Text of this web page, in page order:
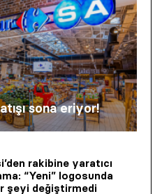
sona eriyor!
rakibine yaratıcı
“Yeni” logosunda
şeyi değiştirmedi